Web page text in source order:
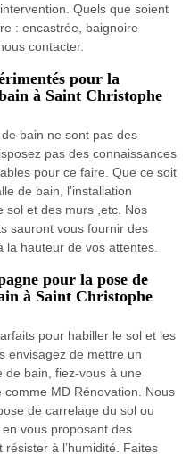
Quels que soient
: encastrée, baignoire
contacter.
pour la
à Saint Christophe
bain ne sont pas des
pas des connaissances
pour ce faire. Que ce soit
de bain, l’installation
sol et des murs ,etc. Nos
sauront vous fournir des
hauteur de vos attentes.
pour la pose de
à Saint Christophe
pour habiller le sol et les
envisagez de mettre un
de bain, fiez-vous à une
MD Rénovation. Nous
de carrelage du sol ou
vous proposant des
à l’humidité. Faites